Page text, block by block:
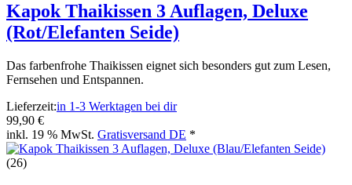
Kapok Thaikissen 3 Auflagen, Deluxe
(Rot/Elefanten Seide)
Das farbenfrohe Thaikissen eignet sich besonders gut zum Lesen,
Fernsehen und Entspannen.
Lieferzeit:in 1-3 Werktagen bei dir
99,90 €
inkl. 19 % MwSt. Gratisversand DE *
(26)